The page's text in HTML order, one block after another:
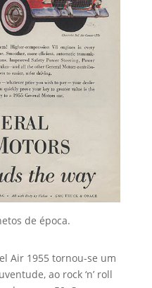
de época.
Air 1955 tornou-se um
ao rock ‘n’ roll